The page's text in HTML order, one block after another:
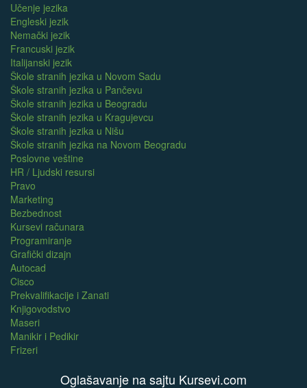
Učenje jezika
Engleski jezik
Nemački jezik
Francuski jezik
Italijanski jezik
Škole stranih jezika u Novom Sadu
Škole stranih jezika u Pančevu
Škole stranih jezika u Beogradu
Škole stranih jezika u Kragujevcu
Škole stranih jezika u Nišu
Škole stranih jezika na Novom Beogradu
Poslovne veštine
HR / Ljudski resursi
Pravo
Marketing
Bezbednost
Kursevi računara
Programiranje
Grafički dizajn
Autocad
Cisco
Prekvalifikacije i Zanati
Knjigovodstvo
Maseri
Manikir i Pedikir
Frizeri
Oglašavanje na sajtu Kursevi.com